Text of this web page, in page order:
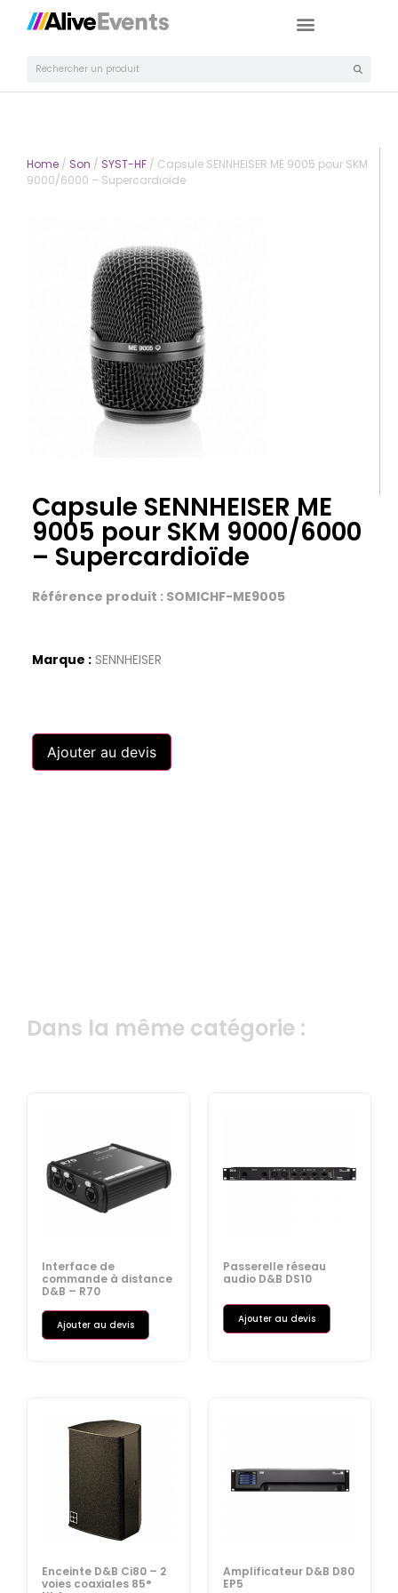
Home / Son / SYST-HF / Capsule SENNHEISER ME 9005 pour SKM
9000/6000 – Supercardioïde
Capsule SENNHEISER ME
9005 pour SKM 9000/6000
– Supercardioïde
Référence produit : SOMICHF-ME9005
Marque : SENNHEISER
Ajouter au devis
Dans la même catégorie :
Interface de
commande à distance
D&B – R70
Ajouter au devis
Passerelle réseau
audio D&B DS10
Ajouter au devis
Enceinte D&B Ci80 – 2
voies coaxiales 85°
Amplificateur D&B D80
EP5